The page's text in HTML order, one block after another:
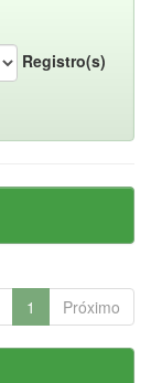
Registro(s)
1 Próximo